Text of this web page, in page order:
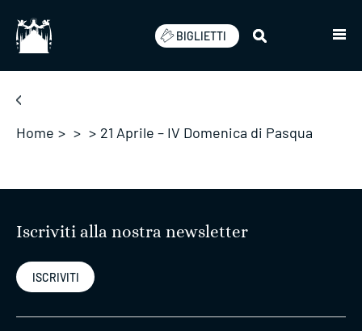
BIGLIETTI
Home > > > 21 Aprile – IV Domenica di Pasqua
Iscriviti alla nostra newsletter
ISCRIVITI